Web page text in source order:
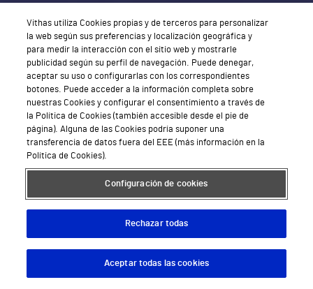
Vithas utiliza Cookies propias y de terceros para personalizar
la web según sus preferencias y localización geográfica y
para medir la interacción con el sitio web y mostrarle
publicidad según su perfil de navegación. Puede denegar,
aceptar su uso o configurarlas con los correspondientes
botones. Puede acceder a la información completa sobre
nuestras Cookies y configurar el consentimiento a través de
la Política de Cookies (también accesible desde el pie de
página). Alguna de las Cookies podría suponer una
transferencia de datos fuera del EEE (más información en la
Política de Cookies).
Configuración de cookies
Rechazar todas
Aceptar todas las cookies